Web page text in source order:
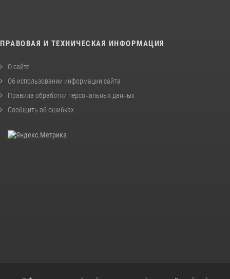
ПРАВОВАЯ И ТЕХНИЧЕСКАЯ ИНФОРМАЦИЯ
О сайте
Об использовании информации сайта
Правила обработки персональных данных
Сообщить об ошибках